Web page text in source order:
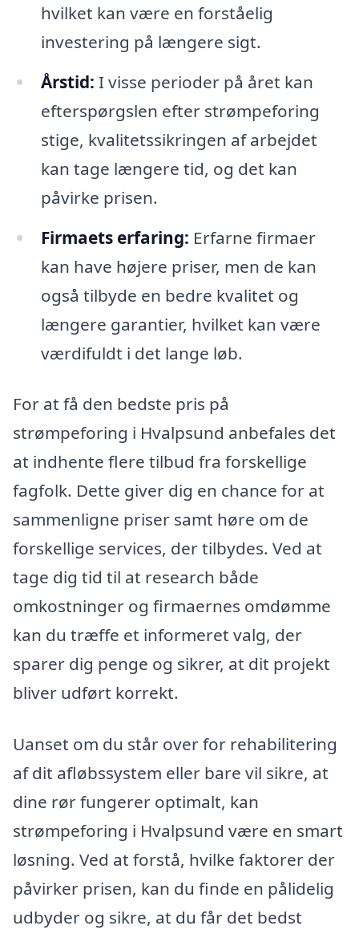
hvilket kan være en forståelig
investering på længere sigt.
Årstid: I visse perioder på året kan
efterspørgslen efter strømpeforing
stige, kvalitetssikringen af arbejdet
kan tage længere tid, og det kan
påvirke prisen.
Firmaets erfaring: Erfarne firmaer
kan have højere priser, men de kan
også tilbyde en bedre kvalitet og
længere garantier, hvilket kan være
værdifuldt i det lange løb.
For at få den bedste pris på
strømpeforing i Hvalpsund anbefales det
at indhente flere tilbud fra forskellige
fagfolk. Dette giver dig en chance for at
sammenligne priser samt høre om de
forskellige services, der tilbydes. Ved at
tage dig tid til at research både
omkostninger og firmaernes omdømme
kan du træffe et informeret valg, der
sparer dig penge og sikrer, at dit projekt
bliver udført korrekt.
Uanset om du står over for rehabilitering
af dit afløbssystem eller bare vil sikre, at
dine rør fungerer optimalt, kan
strømpeforing i Hvalpsund være en smart
løsning. Ved at forstå, hvilke faktorer der
påvirker prisen, kan du finde en pålidelig
udbyder og sikre, at du får det bedst